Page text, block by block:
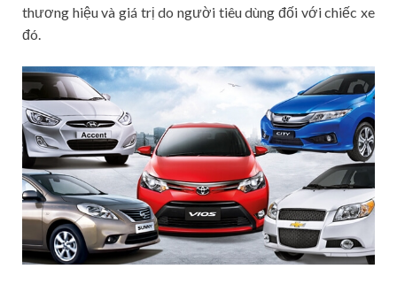
thương hiệu và giá trị do người tiêu dùng đối với chiếc xe
đó.